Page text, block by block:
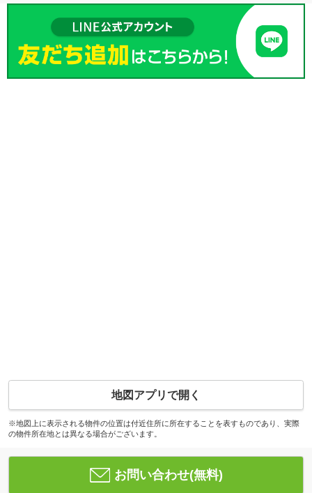
地図アプリで開く
※地図上に表示される物件の位置は付近住所に所在することを表すものであり、実際
の物件所在地とは異なる場合がございます。
お問い合わせ(無料)